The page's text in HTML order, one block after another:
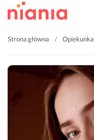
Strona główna Opiekunka